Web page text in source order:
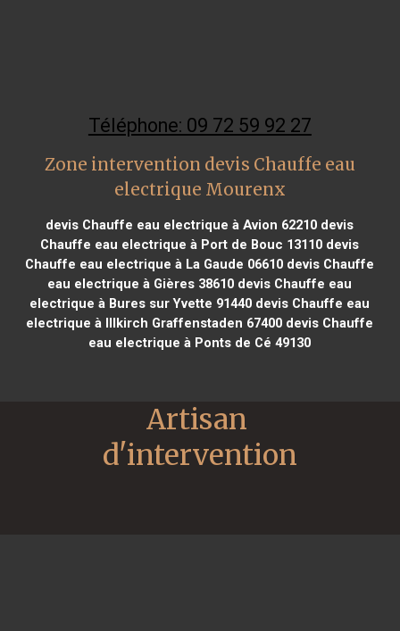
Téléphone: 09 72 59 92 27
Zone intervention devis Chauffe eau
electrique Mourenx
devis Chauffe eau electrique à Avion 62210 devis
Chauffe eau electrique à Port de Bouc 13110 devis
Chauffe eau electrique à La Gaude 06610 devis Chauffe
eau electrique à Gières 38610 devis Chauffe eau
electrique à Bures sur Yvette 91440 devis Chauffe eau
electrique à Illkirch Graffenstaden 67400 devis Chauffe
eau electrique à Ponts de Cé 49130
Artisan
d'intervention